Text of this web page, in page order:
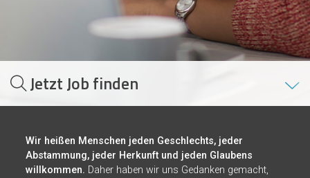
Jetzt Job finden
Wir heißen Menschen jeden Geschlechts, jeder
Abstammung, jeder Herkunft und jeden Glaubens
willkommen. Daher haben wir uns Gedanken gemacht,